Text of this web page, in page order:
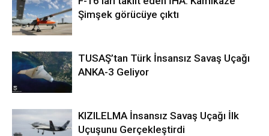
Şimşek görücüye çıktı
TUSAŞ’tan Türk İnsansız Savaş Uçağı
ANKA-3 Geliyor
KIZILELMA İnsansız Savaş Uçağı İlk
Uçuşunu Gerçekleştirdi